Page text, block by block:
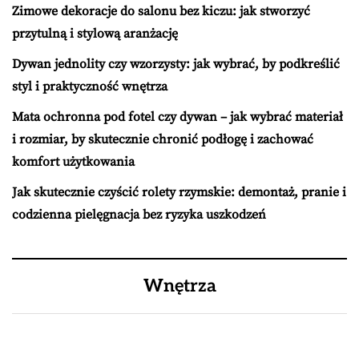
Zimowe dekoracje do salonu bez kiczu: jak stworzyć
przytulną i stylową aranżację
Dywan jednolity czy wzorzysty: jak wybrać, by podkreślić
styl i praktyczność wnętrza
Mata ochronna pod fotel czy dywan – jak wybrać materiał
i rozmiar, by skutecznie chronić podłogę i zachować
komfort użytkowania
Jak skutecznie czyścić rolety rzymskie: demontaż, pranie i
codzienna pielęgnacja bez ryzyka uszkodzeń
Wnętrza